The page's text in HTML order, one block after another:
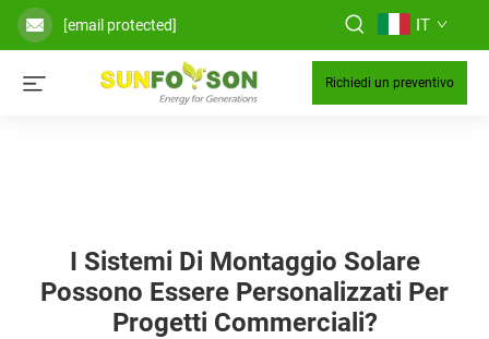
[email protected] IT
Richiedi un preventivo
I Sistemi Di Montaggio Solare
Possono Essere Personalizzati Per
Progetti Commerciali?